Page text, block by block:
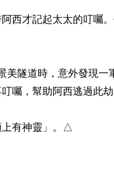
西才記起太太的叮囑
美隧道時，意外發現一
囑，幫助阿西逃過此劫
上有神靈」。△